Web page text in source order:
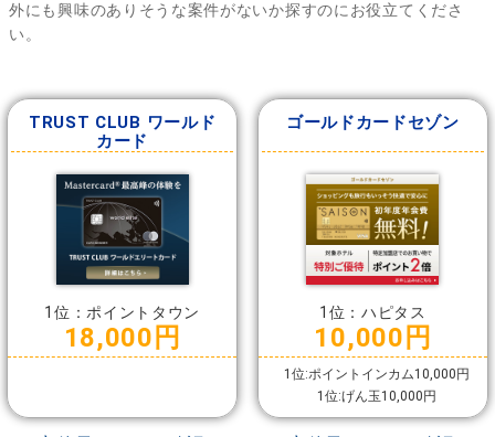
外にも興味のありそうな案件がないか探すのにお役立てくださ
い。
TRUST CLUB ワールド
カード
1位：ポイントタウン
18,000円
ゴールドカードセゾン
1位：ハピタス
10,000円
1位:ポイントインカム10,000円
1位:げん玉10,000円